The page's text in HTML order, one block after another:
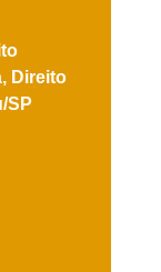
Direito
SP